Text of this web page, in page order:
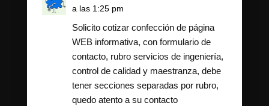
a las 1:25 pm
Solicito cotizar confección de página
WEB informativa, con formulario de
contacto, rubro servicios de ingeniería,
control de calidad y maestranza, debe
tener secciones separadas por rubro,
quedo atento a su contacto